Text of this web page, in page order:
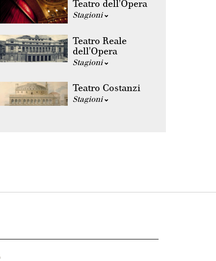
Teatro dell'Opera
Stagioni
Teatro Reale
dell'Opera
Stagioni
Teatro Costanzi
Stagioni